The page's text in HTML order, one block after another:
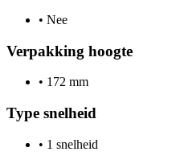
• Nee
Verpakking hoogte
• 172 mm
Type snelheid
• 1 snelheid